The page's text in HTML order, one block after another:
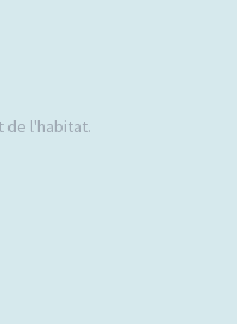
de l'habitat.